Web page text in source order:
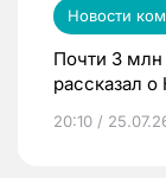
Новости
Почти 3
рассказал
20:10 /